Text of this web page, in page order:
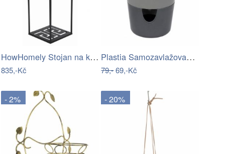
HowHomely Stojan na květiny Loftstyle…
835,-Kč
Plastia Samozavlažovací květináč…
79,-69,-Kč
- 2% - 20%